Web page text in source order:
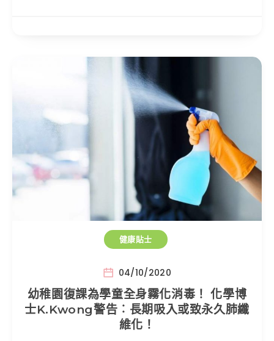
健康貼士
04/10/2020
幼稚園復課為學童全身霧化消毒！ 化學博
士K.Kwong警告︰長期吸入或致永久肺纖
維化！